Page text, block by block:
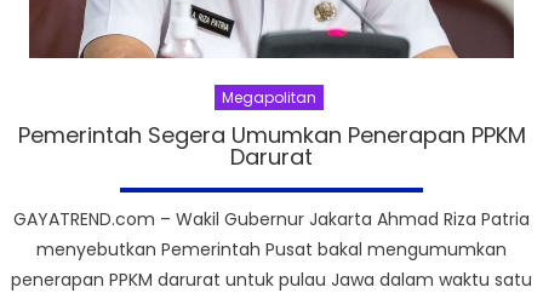
Megapolitan
Pemerintah Segera Umumkan Penerapan PPKM
Darurat
GAYATREND.com – Wakil Gubernur Jakarta Ahmad Riza Patria
menyebutkan Pemerintah Pusat bakal mengumumkan
penerapan PPKM darurat untuk pulau Jawa dalam waktu satu